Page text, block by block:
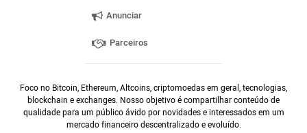
Anunciar
Parceiros
Foco no Bitcoin, Ethereum, Altcoins, criptomoedas em geral, tecnologias,
blockchain e exchanges. Nosso objetivo é compartilhar conteúdo de
qualidade para um público ávido por novidades e interessados em um
mercado financeiro descentralizado e evoluído.